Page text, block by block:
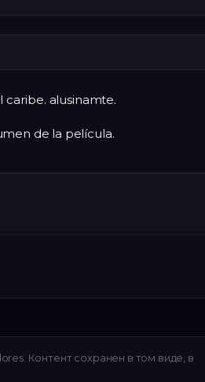
caribe. alusinamte.
de la película.
Контент сохранен в том виде, в